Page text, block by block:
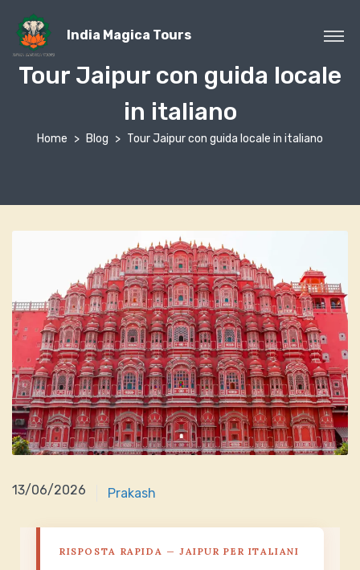
India Magica Tours
Tour Jaipur con guida locale
in italiano
Home Blog Tour Jaipur con guida locale in italiano
11/06/2026
13/06/2026 Prakash
RISPOSTA RAPIDA — JAIPUR PER ITALIANI